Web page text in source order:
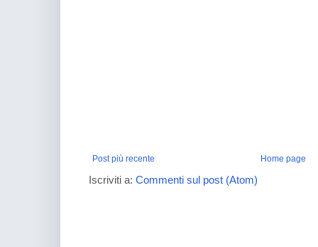
Post più recente Home page
Iscriviti a: Commenti sul post (Atom)